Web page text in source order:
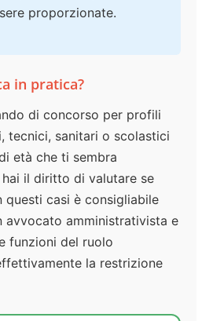
proporzionate.
in pratica?
di concorso per profili
tecnici, sanitari o scolastici
età che ti sembra
il diritto di valutare se
questi casi è consigliabile
avvocato amministrativista e
funzioni del ruolo
la restrizione